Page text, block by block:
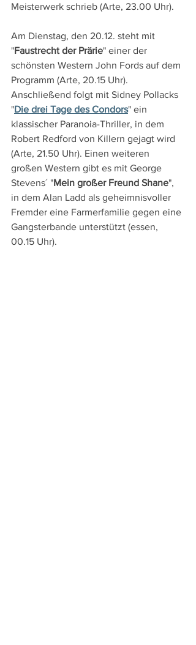
Meisterwerk schrieb (Arte, 23.00 Uhr).
Am Dienstag, den 20.12. steht mit
"Faustrecht der Prärie" einer der
schönsten Western John Fords auf dem
Programm (Arte, 20.15 Uhr).
Anschließend folgt mit Sidney Pollacks
"Die drei Tage des Condors" ein
klassischer Paranoia-Thriller, in dem
Robert Redford von Killern gejagt wird
(Arte, 21.50 Uhr). Einen weiteren
großen Western gibt es mit George
Stevens´ "Mein großer Freund Shane",
in dem Alan Ladd als geheimnisvoller
Fremder eine Farmerfamilie gegen eine
Gangsterbande unterstützt (essen,
00.15 Uhr).